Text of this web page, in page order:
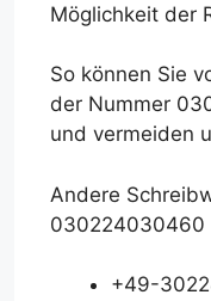
Möglichkeit der
So können Sie
der Nummer
und vermeiden
Andere
030224030460
+49-